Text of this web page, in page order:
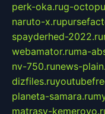
perk-oka.rug-
naruto-x.ru
spayderhed-2022.ru
webamator.ruma-
nv-750.runews-
dizfiles.ru
planeta-samara.ru
matrasy-